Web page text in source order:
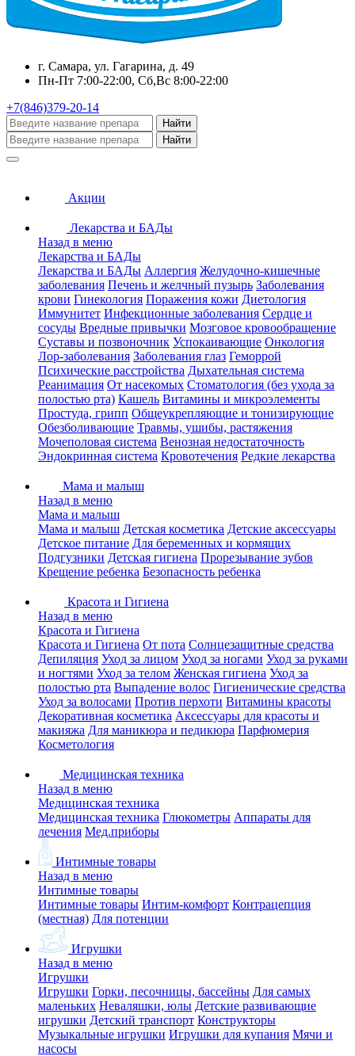
г. Самара, ул. Гагарина, д. 49
Пн-Пт 7:00-22:00, Сб,Вс 8:00-22:00
+7(846)379-20-14
Найти
Найти
Акции
Лекарства и БАДы
Назад в меню
Лекарства и БАДы
Лекарства и БАДы Аллергия Желудочно-кишечные
заболевания Печень и желчный пузырь Заболевания
крови Гинекология Поражения кожи Диетология
Иммунитет Инфекционные заболевания Сердце и
сосуды Вредные привычки Мозговое кровообращение
Суставы и позвоночник Успокаивающие Онкология
Лор-заболевания Заболевания глаз Геморрой
Психические расстройства Дыхательная система
Реанимация От насекомых Стоматология (без ухода за
полостью рта) Кашель Витамины и микроэлементы
Простуда, грипп Общеукрепляющие и тонизирующие
Обезболивающие Травмы, ушибы, растяжения
Мочеполовая система Венозная недостаточность
Эндокринная система Кровотечения Редкие лекарства
Мама и малыш
Назад в меню
Мама и малыш
Мама и малыш Детская косметика Детские аксессуары
Детское питание Для беременных и кормящих
Подгузники Детская гигиена Прорезывание зубов
Крещение ребенка Безопасность ребенка
Красота и Гигиена
Назад в меню
Красота и Гигиена
Красота и Гигиена От пота Солнцезащитные средства
Депиляция Уход за лицом Уход за ногами Уход за руками
и ногтями Уход за телом Женская гигиена Уход за
полостью рта Выпадение волос Гигиенические средства
Уход за волосами Против перхоти Витамины красоты
Декоративная косметика Аксессуары для красоты и
макияжа Для маникюра и педикюра Парфюмерия
Косметология
Медицинская техника
Назад в меню
Медицинская техника
Медицинская техника Глюкометры Аппараты для
лечения Мед.приборы
Интимные товары
Назад в меню
Интимные товары
Интимные товары Интим-комфорт Контрацепция
(местная) Для потенции
Игрушки
Назад в меню
Игрушки
Игрушки Горки, песочницы, бассейны Для самых
маленьких Неваляшки, юлы Детские развивающие
игрушки Детский транспорт Конструкторы
Музыкальные игрушки Игрушки для купания Мячи и
насосы